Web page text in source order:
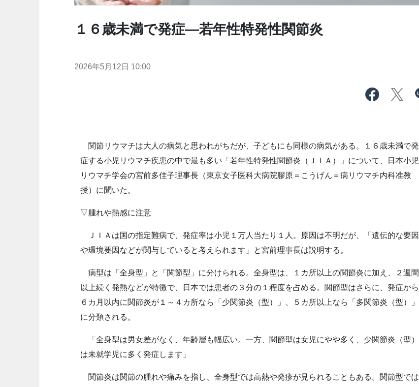
１６歳未満で発症―若年性特発性関節炎
2026年5月12日 10:00
関節リウマチは大人の病気と思われがちだが、子どもにも同様の病気がある。１６歳未満で発
症する小児リウマチ疾患の中で最も多い「若年性特発性関節炎（ＪＩＡ）」について、日本小児
リウマチ学会の宮前多佳子理事長（東京女子医科大病院膠原＝こうげん＝病リウマチ内科准教
授）に聞いた。
▽腫れや熱感に注意
ＪＩＡは国の指定難病で、発症率は小児１万人当たり１人。原因は不明だが、「遺伝的な要因
や環境要因などが関与していると考えられます」と宮前理事長は説明する。
病型は「全身型」と「関節型」に分けられる。全身型は、１カ所以上の関節炎に加え、２週間
以上続く発熱などが特徴で、日本では患者の３分の１程度を占める。関節型はさらに、発症から
６カ月以内に関節炎が１～４カ所なら「少関節炎（型）」、５カ所以上なら「多関節炎（型）」
に分類される。
「全身型は男女差がなく、年齢層も幅広い。一方、関節型は女児にやや多く、少関節炎（型）
は未就学児に多く発症します」
関節炎は関節の腫れや痛みを指し、全身型では高熱や発疹が見られることもある。関節型では